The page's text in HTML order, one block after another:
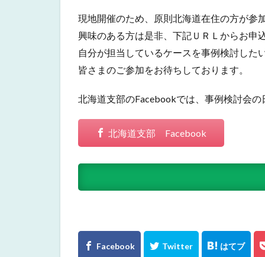
現地開催のため、原則北海道在住の方が参
興味のある方は是非、下記ＵＲＬからお申
自分が担当しているケースを事例検討した
皆さまのご参加をお待ちしております。
北海道支部のFacebookでは、事例検討会
北海道支部 Facebook